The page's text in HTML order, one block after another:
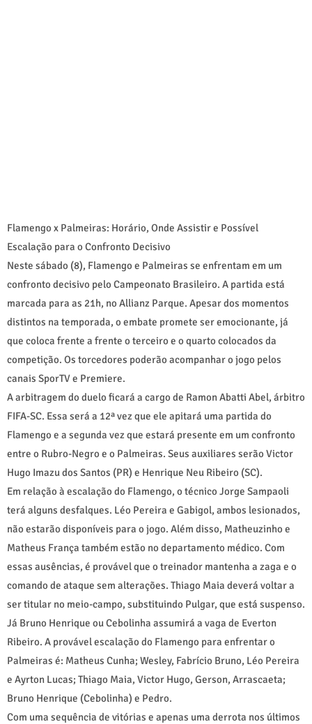
Flamengo x Palmeiras: Horário, Onde Assistir e Possível
Escalação para o Confronto Decisivo
Neste sábado (8), Flamengo e Palmeiras se enfrentam em um
confronto decisivo pelo Campeonato Brasileiro. A partida está
marcada para as 21h, no Allianz Parque. Apesar dos momentos
distintos na temporada, o embate promete ser emocionante, já
que coloca frente a frente o terceiro e o quarto colocados da
competição. Os torcedores poderão acompanhar o jogo pelos
canais SporTV e Premiere.
A arbitragem do duelo ficará a cargo de Ramon Abatti Abel, árbitro
FIFA-SC. Essa será a 12ª vez que ele apitará uma partida do
Flamengo e a segunda vez que estará presente em um confronto
entre o Rubro-Negro e o Palmeiras. Seus auxiliares serão Victor
Hugo Imazu dos Santos (PR) e Henrique Neu Ribeiro (SC).
Em relação à escalação do Flamengo, o técnico Jorge Sampaoli
terá alguns desfalques. Léo Pereira e Gabigol, ambos lesionados,
não estarão disponíveis para o jogo. Além disso, Matheuzinho e
Matheus França também estão no departamento médico. Com
essas ausências, é provável que o treinador mantenha a zaga e o
comando de ataque sem alterações. Thiago Maia deverá voltar a
ser titular no meio-campo, substituindo Pulgar, que está suspenso.
Já Bruno Henrique ou Cebolinha assumirá a vaga de Everton
Ribeiro. A provável escalação do Flamengo para enfrentar o
Palmeiras é: Matheus Cunha; Wesley, Fabrício Bruno, Léo Pereira
e Ayrton Lucas; Thiago Maia, Victor Hugo, Gerson, Arrascaeta;
Bruno Henrique (Cebolinha) e Pedro.
Com uma sequência de vitórias e apenas uma derrota nos últimos